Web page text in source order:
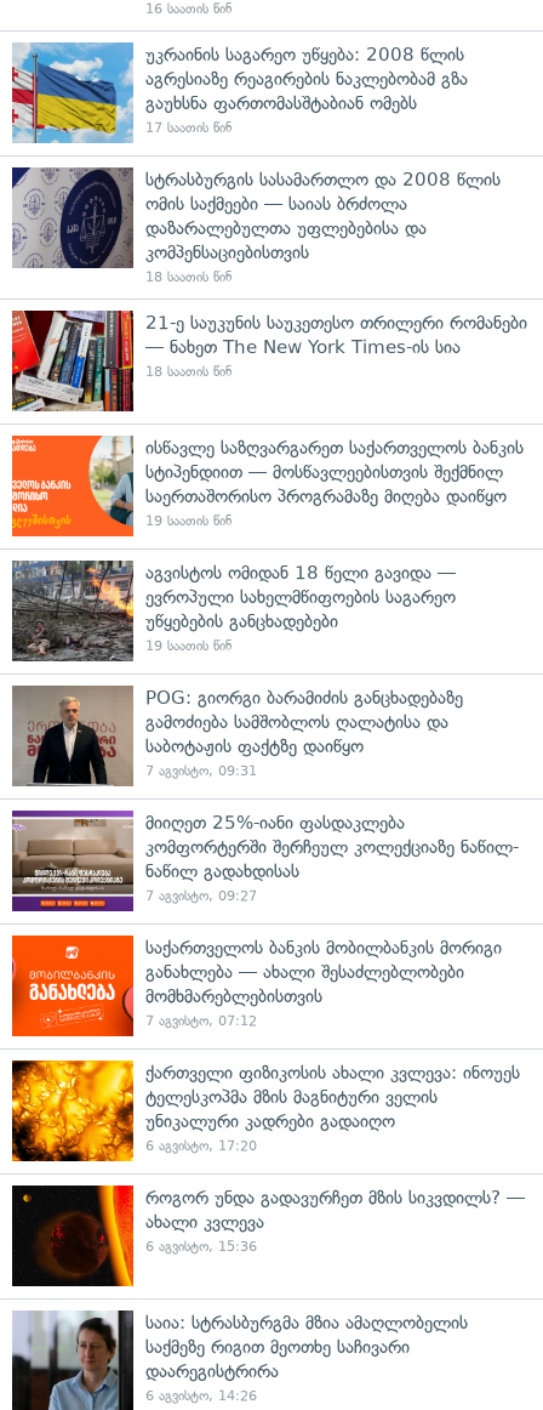
16 საათის წინ
უკრაინის საგარეო უწყება: 2008 წლის
აგრესიაზე რეაგირების ნაკლებობამ გზა
გაუხსნა ფართომასშტაბიან ომებს
17 საათის წინ
სტრასბურგის სასამართლო და 2008 წლის
ომის საქმეები — საიას ბრძოლა
დაზარალებულთა უფლებებისა და
კომპენსაციებისთვის
18 საათის წინ
21-ე საუკუნის საუკეთესო თრილერი რომანები
— ნახეთ The New York Times-ის სია
18 საათის წინ
ისწავლე საზღვარგარეთ საქართველოს ბანკის
სტიპენდიით — მოსწავლეებისთვის შექმნილ
საერთაშორისო პროგრამაზე მიღება დაიწყო
19 საათის წინ
აგვისტოს ომიდან 18 წელი გავიდა —
ევროპული სახელმწიფოების საგარეო
უწყებების განცხადებები
19 საათის წინ
POG: გიორგი ბარამიძის განცხადებაზე
გამოძიება სამშობლოს ღალატისა და
საბოტაჟის ფაქტზე დაიწყო
7 აგვისტო, 09:31
მიიღეთ 25%-იანი ფასდაკლება
კომფორტერში შერჩეულ კოლექციაზე ნაწილ-
ნაწილ გადახდისას
7 აგვისტო, 09:27
საქართველოს ბანკის მობილბანკის მორიგი
განახლება — ახალი შესაძლებლობები
მომხმარებლებისთვის
7 აგვისტო, 07:12
ქართველი ფიზიკოსის ახალი კვლევა: ინოუეს
ტელესკოპმა მზის მაგნიტური ველის
უნიკალური კადრები გადაიღო
6 აგვისტო, 17:20
როგორ უნდა გადავურჩეთ მზის სიკვდილს? —
ახალი კვლევა
6 აგვისტო, 15:36
საია: სტრასბურგმა მზია ამაღლობელის
საქმეზე რიგით მეოთხე საჩივარი
დაარეგისტრირა
6 აგვისტო, 14:26